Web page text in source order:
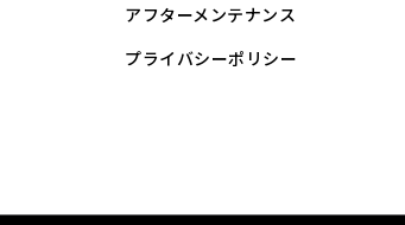
アフターメンテナンス
プライバシーポリシー